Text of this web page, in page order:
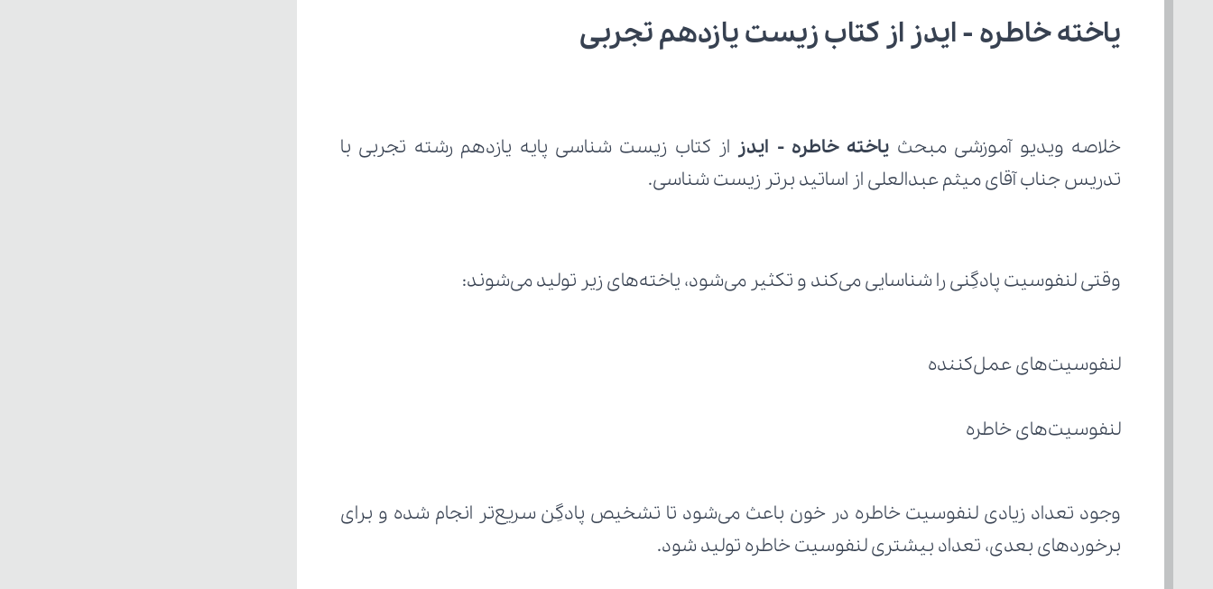
یاخته خاطره - ایدز از کتاب زیست یازدهم تجربی
خلاصه ویدیو آموزشی مبحث یاخته خاطره - ایدز
تدریس جناب آقای میثم عبدالعلی از اساتید برتر زیست شناسی.
وقتی لنفوسیت پادگِنی را شناسایی می‌کند و تکثیر می‌شود، یاخته‌های زیر تولید می‌شوند:
لنفوسیت‌های عمل‌کننده
لنفوسیت‌های خاطره
برخوردهای بعدی، تعداد بیشتری لنفوسیت خاطره تولید شود.